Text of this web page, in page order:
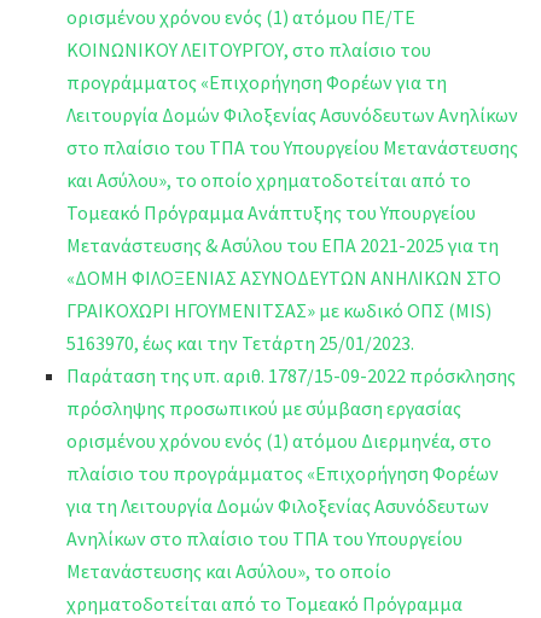
ορισμένου χρόνου ενός (1) ατόμου ΠΕ/ΤΕ
ΚΟΙΝΩΝΙΚΟΥ ΛΕΙΤΟΥΡΓΟΥ, στο πλαίσιο του
προγράμματος «Επιχορήγηση Φορέων για τη
Λειτουργία Δομών Φιλοξενίας Ασυνόδευτων Ανηλίκων
στο πλαίσιο του ΤΠΑ του Υπουργείου Μετανάστευσης
και Ασύλου», το οποίο χρηματοδοτείται από το
Τομεακό Πρόγραμμα Ανάπτυξης του Υπουργείου
Μετανάστευσης & Ασύλου του ΕΠΑ 2021-2025 για τη
«ΔΟΜΗ ΦΙΛΟΞΕΝΙΑΣ ΑΣΥΝΟΔΕΥΤΩΝ ΑΝΗΛΙΚΩΝ ΣΤΟ
ΓΡΑΙΚΟΧΩΡΙ ΗΓΟΥΜΕΝΙΤΣΑΣ» με κωδικό ΟΠΣ (MIS)
5163970, έως και την Τετάρτη 25/01/2023.
Παράταση της υπ. αριθ. 1787/15-09-2022 πρόσκλησης
πρόσληψης προσωπικού με σύμβαση εργασίας
ορισμένου χρόνου ενός (1) ατόμου Διερμηνέα, στο
πλαίσιο του προγράμματος «Επιχορήγηση Φορέων
για τη Λειτουργία Δομών Φιλοξενίας Ασυνόδευτων
Ανηλίκων στο πλαίσιο του ΤΠΑ του Υπουργείου
Μετανάστευσης και Ασύλου», το οποίο
χρηματοδοτείται από το Τομεακό Πρόγραμμα